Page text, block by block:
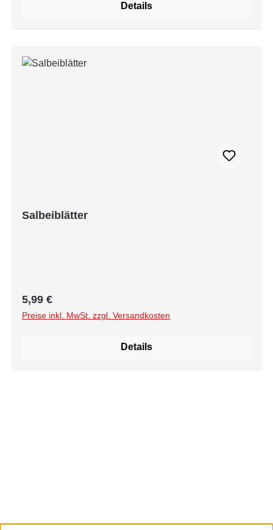
Details
Salbeiblätter
Regulärer Preis:
5,99 €
Preise inkl. MwSt. zzgl. Versandkosten
Details